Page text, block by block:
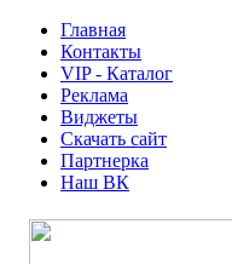
Главная
Контакты
VIP - Каталог
Реклама
Виджеты
Скачать сайт
Партнерка
Наш ВК